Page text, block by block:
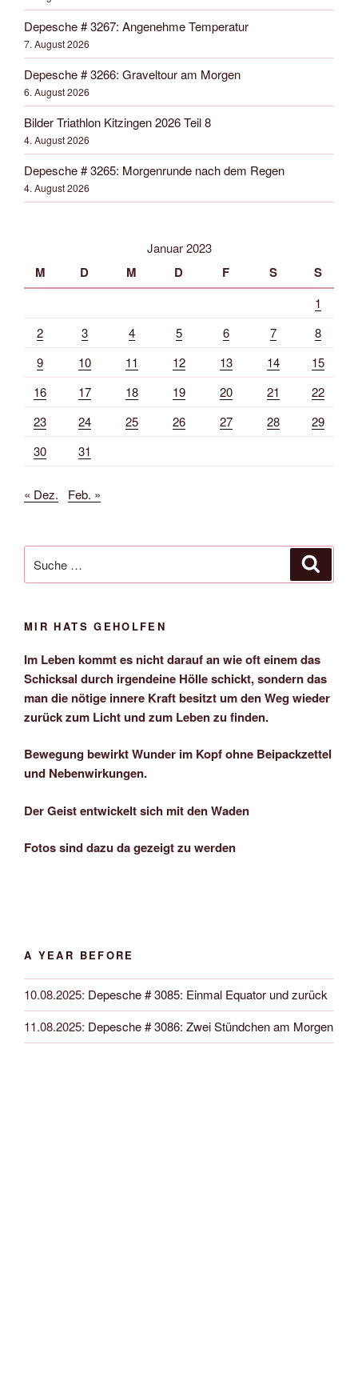
Depesche # 3267: Angenehme Temperatur
7. August 2026
Depesche # 3266: Graveltour am Morgen
6. August 2026
Bilder Triathlon Kitzingen 2026 Teil 8
4. August 2026
Depesche # 3265: Morgenrunde nach dem Regen
4. August 2026
Januar 2023
M D M D F S S
1
2
3 4 5 6 7
8
9
10 11 12 13 14
15
16
17 18 19 20 21
22
23
24 25 26 27 28
29
30
31
« Dez. Feb. »
nach:
MIR HATS GEHOLFEN
Im Leben kommt es nicht darauf an wie oft einem das
Schicksal durch irgendeine Hölle schickt, sondern das
man die nötige innere Kraft besitzt um den Weg wieder
zurück zum Licht und zum Leben zu finden.
Bewegung bewirkt Wunder im Kopf ohne Beipackzettel
und Nebenwirkungen.
Der Geist entwickelt sich mit den Waden
Fotos sind dazu da gezeigt zu werden
A YEAR BEFORE
10.08.2025: Depesche # 3085: Einmal Equator und zurück
11.08.2025: Depesche # 3086: Zwei Stündchen am Morgen